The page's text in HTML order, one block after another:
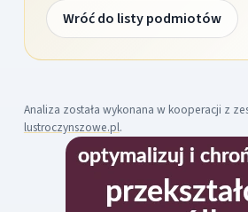
Wróć do listy podmiotów
Analiza została wykonana w kooperacji z
lustroczynszowe.pl.